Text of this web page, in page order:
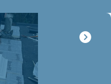
volgens Jan